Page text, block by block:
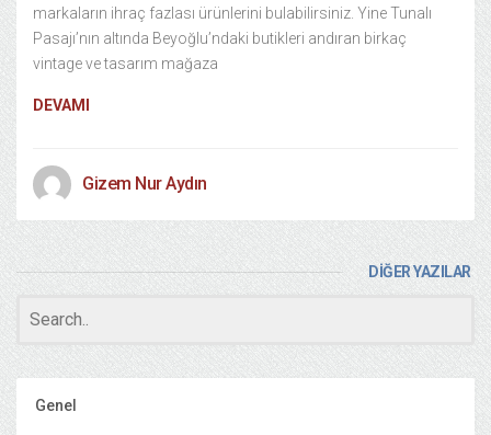
markaların ihraç fazlası ürünlerini bulabilirsiniz. Yine Tunalı
Pasajı’nın altında Beyoğlu’ndaki butikleri andıran birkaç
vintage ve tasarım mağaza
DEVAMI
Gizem Nur Aydın
DİĞER YAZILAR
Genel